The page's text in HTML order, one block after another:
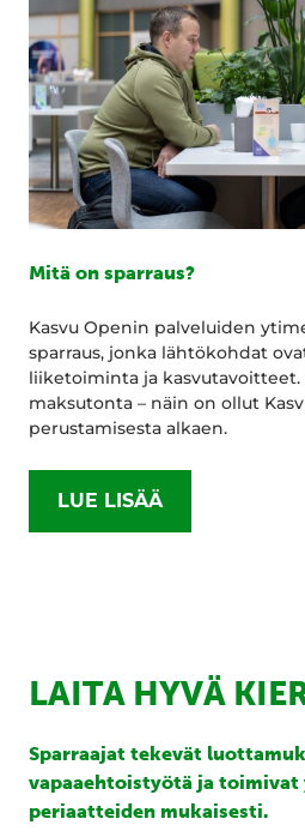
Mitä on sparraus?
Kasvu Openin palveluiden
sparraus, jonka lähtökohdat
liiketoiminta ja kasvutavoitteet.
maksutonta – näin on ollut
perustamisesta alkaen.
LUE LISÄÄ
LAITA HYVÄ
Sparraajat tekevät
vapaaehtoistyötä ja
periaatteiden mukaisesti.